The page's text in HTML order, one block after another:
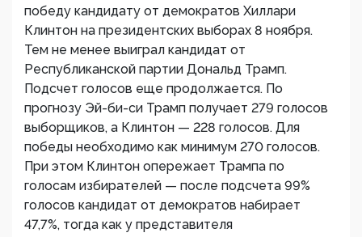
победу кандидату от демократов Хиллари
Клинтон на президентских выборах 8 ноября.
Тем не менее выиграл кандидат от
Республиканской партии Дональд Трамп.
Подсчет голосов еще продолжается. По
прогнозу Эй-би-си Трамп получает 279 голосов
выборщиков, а Клинтон — 228 голосов. Для
победы необходимо как минимум 270 голосов.
При этом Клинтон опережает Трампа по
голосам избирателей — после подсчета 99%
голосов кандидат от демократов набирает
47,7%, тогда как у представителя